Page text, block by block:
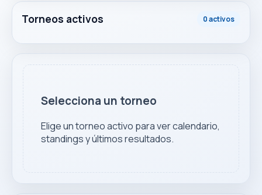
Torneos activos 0 activos
Selecciona un torneo
Elige un torneo activo para ver calendario,
standings y últimos resultados.